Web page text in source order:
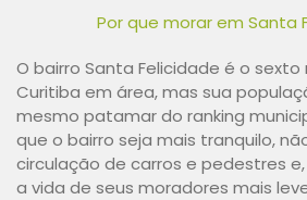
Por que morar em Santa
O bairro Santa Felicidade é o
Curitiba em área, mas sua
mesmo patamar do ranking
que o bairro seja mais tranquilo,
circulação de carros e pedestres
a vida de seus moradores mais